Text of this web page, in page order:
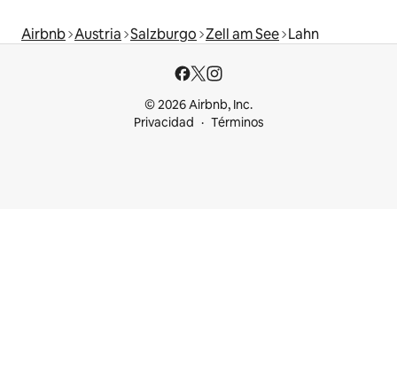
Airbnb Austria Salzburgo Zell am See Lahn
© 2026 Airbnb, Inc.
Privacidad
Términos